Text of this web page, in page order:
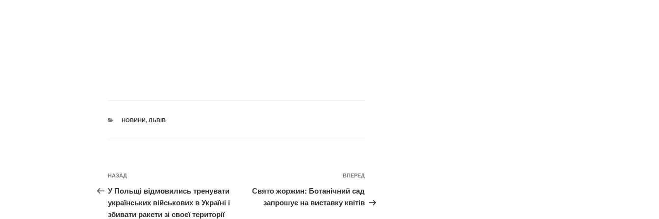
КАТЕГОРІЇ
НОВИНИ, ЛЬВІВ
Навігація
записів
Попередній
запис:
НАЗАД
У Польщі відмовились тренувати
українських військових в Україні і
збивати ракети зі своєї території
Наступний
ВПЕРЕД
Свято жоржин: Ботанічний сад
запрошує на виставку квітів